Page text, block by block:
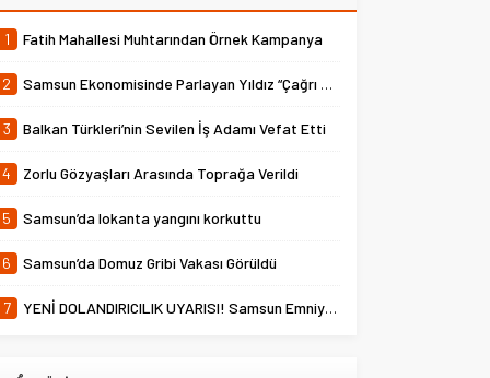
1 Fatih Mahallesi Muhtarından Örnek Kampanya
2 Samsun Ekonomisinde Parlayan Yıldız “Çağrı Temper”
3 Balkan Türkleri’nin Sevilen İş Adamı Vefat Etti
4 Zorlu Gözyaşları Arasında Toprağa Verildi
5 Samsun’da lokanta yangını korkuttu
6 Samsun’da Domuz Gribi Vakası Görüldü
7 YENİ DOLANDIRICILIK UYARISI! Samsun Emniyet Müdürlüğü Uyardı